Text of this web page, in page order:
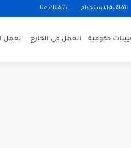
اتفاقية الاستخدام شغلك عنا
حكومية العمل في الخارج العمل